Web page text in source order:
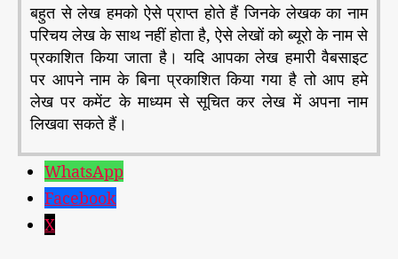
बहुत से लेख हमको ऐसे प्राप्त होते हैं जिनके लेखक का नाम
परिचय लेख के साथ नहीं होता है, ऐसे लेखों को ब्यूरो के नाम से
प्रकाशित किया जाता है। यदि आपका लेख हमारी वैबसाइट
पर आपने नाम के बिना प्रकाशित किया गया है तो आप हमे
लेख पर कमेंट के माध्यम से सूचित कर लेख में अपना नाम
लिखवा सकते हैं।
WhatsApp
Facebook
X